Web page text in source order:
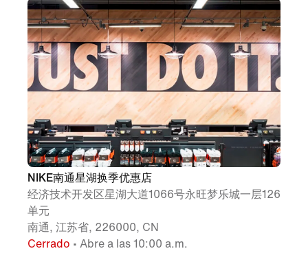
NIKE南通星湖换季优惠店
经济技术开发区星湖大道1066号永旺梦乐城一层126
单元
南通, 江苏省, 226000, CN
Cerrado • Abre a las 10:00 a.m.